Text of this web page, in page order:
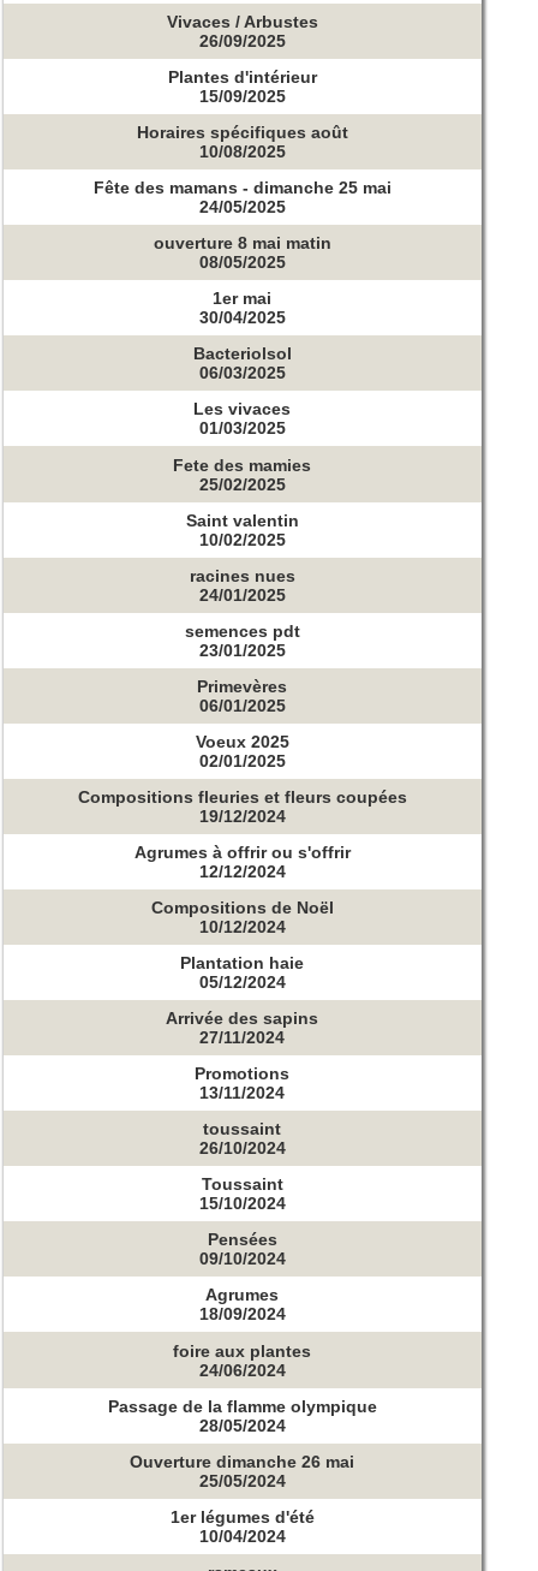
Vivaces / Arbustes
26/09/2025
Plantes d'intérieur
15/09/2025
Horaires spécifiques août
10/08/2025
Fête des mamans - dimanche 25 mai
24/05/2025
ouverture 8 mai matin
08/05/2025
1er mai
30/04/2025
Bacteriolsol
06/03/2025
Les vivaces
01/03/2025
Fete des mamies
25/02/2025
Saint valentin
10/02/2025
racines nues
24/01/2025
semences pdt
23/01/2025
Primevères
06/01/2025
Voeux 2025
02/01/2025
Compositions fleuries et fleurs coupées
19/12/2024
Agrumes à offrir ou s'offrir
12/12/2024
Compositions de Noël
10/12/2024
Plantation haie
05/12/2024
Arrivée des sapins
27/11/2024
Promotions
13/11/2024
toussaint
26/10/2024
Toussaint
15/10/2024
Pensées
09/10/2024
Agrumes
18/09/2024
foire aux plantes
24/06/2024
Passage de la flamme olympique
28/05/2024
Ouverture dimanche 26 mai
25/05/2024
1er légumes d'été
10/04/2024